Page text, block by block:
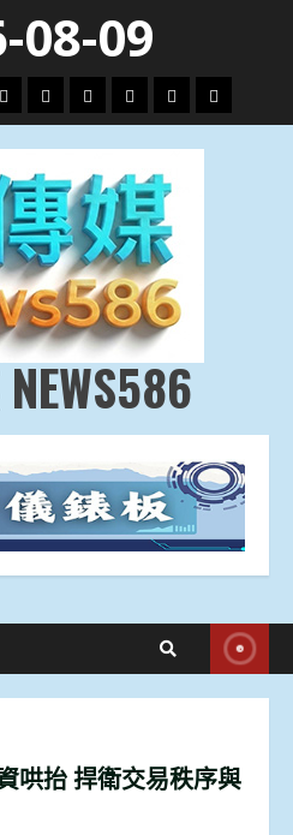
08-09
專
娛
樂
劇
政
治
國
際
運
動
生
活
哄抬 捍衛交易秩序與